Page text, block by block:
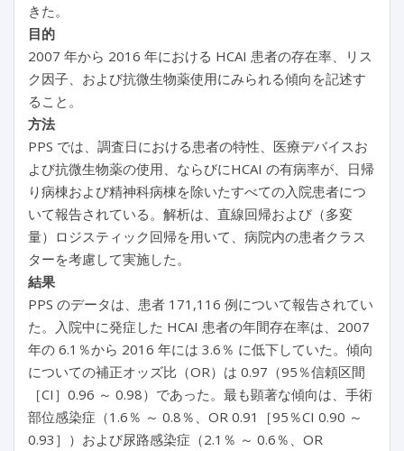
きた。
目的
2007 年から 2016 年における HCAI 患者の存在率、リス
ク因子、および抗微生物薬使用にみられる傾向を記述す
ること。
方法
PPS では、調査日における患者の特性、医療デバイスお
よび抗微生物薬の使用、ならびにHCAI の有病率が、日帰
り病棟および精神科病棟を除いたすべての入院患者につ
いて報告されている。解析は、直線回帰および（多変
量）ロジスティック回帰を用いて、病院内の患者クラス
ターを考慮して実施した。
結果
PPS のデータは、患者 171,116 例について報告されてい
た。入院中に発症した HCAI 患者の年間存在率は、2007
年の 6.1％から 2016 年には 3.6％ に低下していた。傾向
についての補正オッズ比（OR）は 0.97（95％信頼区間
［CI］0.96 ～ 0.98）であった。最も顕著な傾向は、手術
部位感染症（1.6％ ～ 0.8％、OR 0.91［95％CI 0.90 ～
0.93］）および尿路感染症（2.1％ ～ 0.6％、OR